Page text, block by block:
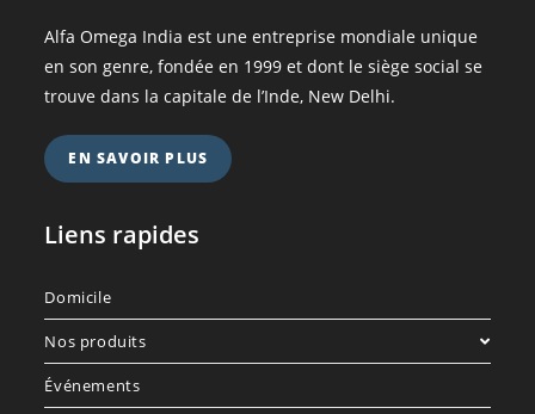
Alfa Omega India est une entreprise mondiale unique
en son genre, fondée en 1999 et dont le siège social se
trouve dans la capitale de l’Inde, New Delhi.
EN SAVOIR PLUS
Liens rapides
Domicile
Nos produits
Événements